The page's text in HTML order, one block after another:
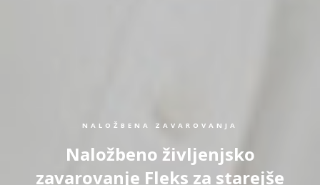
NALOŽBENA ZAVAROVANJA
Naložbeno življenjsko
zavarovanje Fleks za starejše